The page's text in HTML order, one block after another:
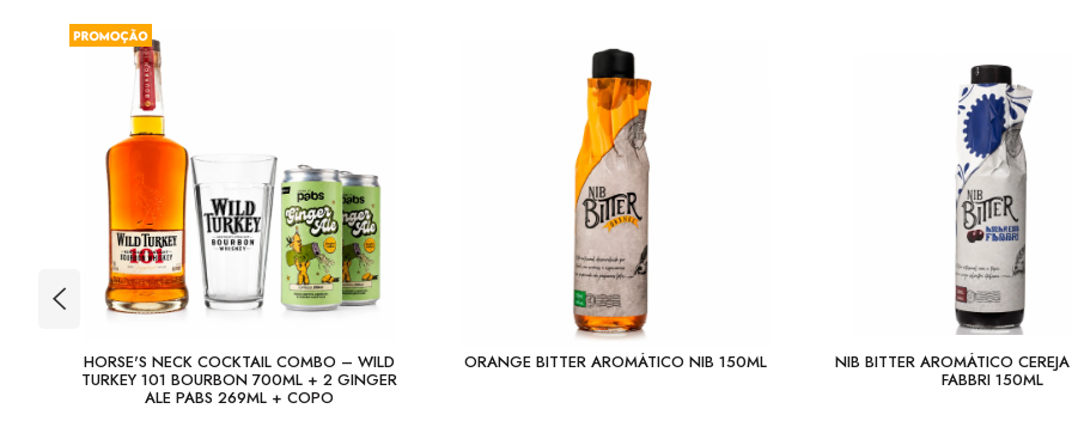
HORSE'S NECK COCKTAIL COMBO – WILD
TURKEY 101 BOURBON 700ML + 2 GINGER
ALE PABS 269ML + COPO
ORANGE BITTER AROMÁTICO NIB 150ML NIB BITTER AROMÁTICO
FABBRI 150ML